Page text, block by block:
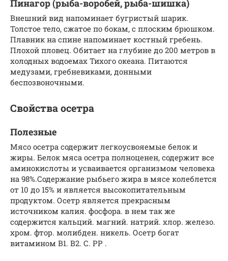
Пинагор (рыба-воробей, рыба-шишка)
Внешний вид напоминает бугристый шарик.
Толстое тело, сжатое по бокам, с плоским брюшком.
Плавник на спине напоминает костный гребень.
Плохой пловец. Обитает на глубине до 200 метров в
холодных водоемах Тихого океана. Питаются
медузами, гребневиками, донными
беспозвоночными.
Свойства осетра
Полезные
Мясо осетра содержит легкоусвояемые белок и
жиры. Белок мяса осетра полноценен, содержит все
аминокислоты и усваивается организмом человека
на 98%.Содержание рыбьего жира в мясе колеблется
от 10 до 15% и является высокопитательным
продуктом. Осетр является прекрасным
источником калия. фосфора. в нем так же
содержится кальций. магний. натрий. хлор. железо.
хром. фтор. молибден. никель. Осетр богат
витамином В1. В2. С. РР .